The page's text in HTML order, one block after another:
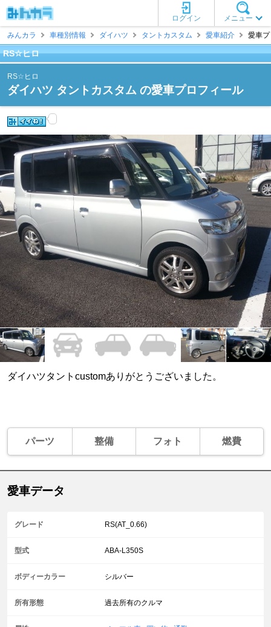
メニュー
ログイン
みんカラ
車種別情報 ダイハツ タントカスタム 愛車紹介 愛車
RS☆ヒロ
RS☆ヒロ
ダイハツ タントカスタム の愛車プロフィール
ダイハツタントcustomありがとうございました。
パーツ 整備 フォト 燃費
愛車データ
グレード RS(AT_0.66)
型式 ABA-L350S
ボディーカラー シルバー
所有形態 過去所有のクルマ